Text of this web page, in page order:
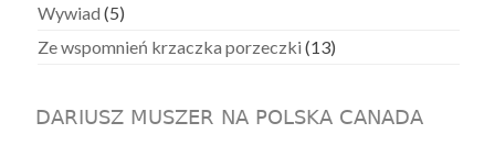
Wywiad (5)
Ze wspomnień krzaczka porzeczki (13)
DARIUSZ MUSZER NA POLSKA CANADA